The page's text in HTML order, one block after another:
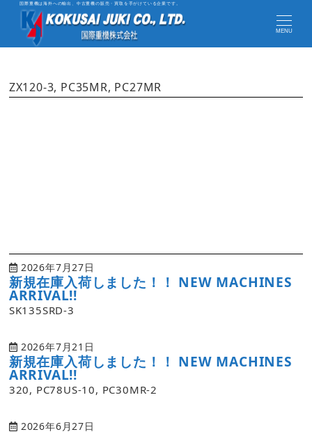
国際重機は海外への輸出、中古重機の販売・買取を手がけている企業です。
MENU
ZX120-3, PC35MR, PC27MR
2026年7月27日
新規在庫入荷しました！！ NEW MACHINES
ARRIVAL!!
SK135SRD-3
2026年7月21日
新規在庫入荷しました！！ NEW MACHINES
ARRIVAL!!
320, PC78US-10, PC30MR-2
2026年6月27日